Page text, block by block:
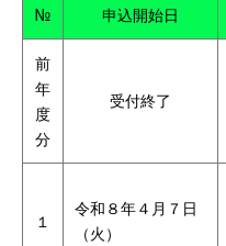
№ 申込開始日
前
年
度
分
受付終了
１
令和８年４月７日
（火）